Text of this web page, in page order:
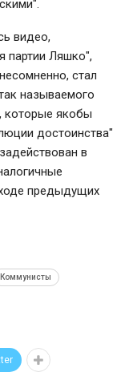
видео,
партии Ляшко",
стал
называемого
которые якобы
достоинства"
в
предыдущих
Коммунисты